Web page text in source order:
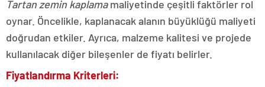
Tartan zemin kaplamamaliyetinde çeşitli faktörler rol
oynar. Öncelikle, kaplanacak alanın büyüklüğü maliyeti
doğrudan etkiler. Ayrıca, malzeme kalitesi ve projede
kullanılacak diğer bileşenler de fiyatı belirler.
Fiyatlandırma Kriterleri: